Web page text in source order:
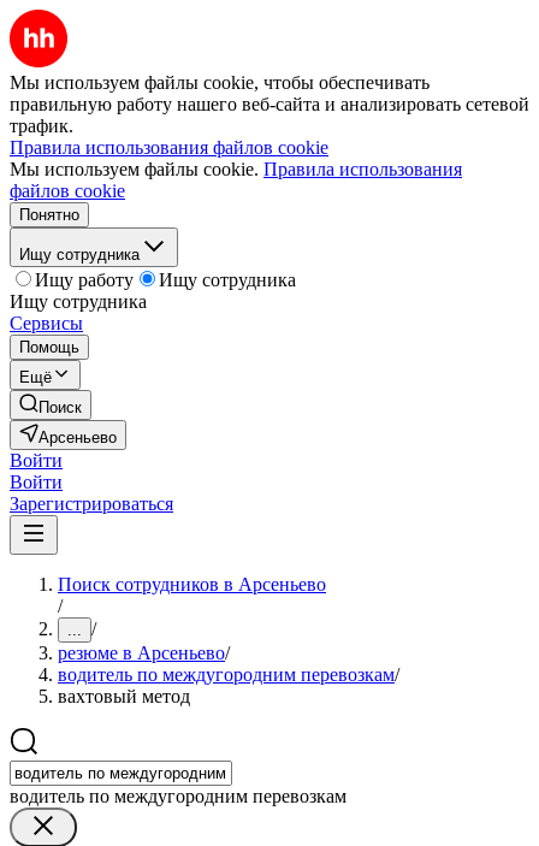
Мы используем файлы cookie, чтобы обеспечивать
правильную работу нашего веб-сайта и анализировать сетевой
трафик.
Правила использования файлов cookie
Мы используем файлы cookie. Правила использования
файлов cookie
Понятно
Ищу сотрудника
Ищу работу
Ищу сотрудника
Ищу сотрудника
Сервисы
Помощь
Ещё
Поиск
Арсеньево
Войти
Войти
Зарегистрироваться
Поиск сотрудников в Арсеньево
/
... /
резюме в Арсеньево/
водитель по междугородним перевозкам/
вахтовый метод
водитель по междугородним перевозкам